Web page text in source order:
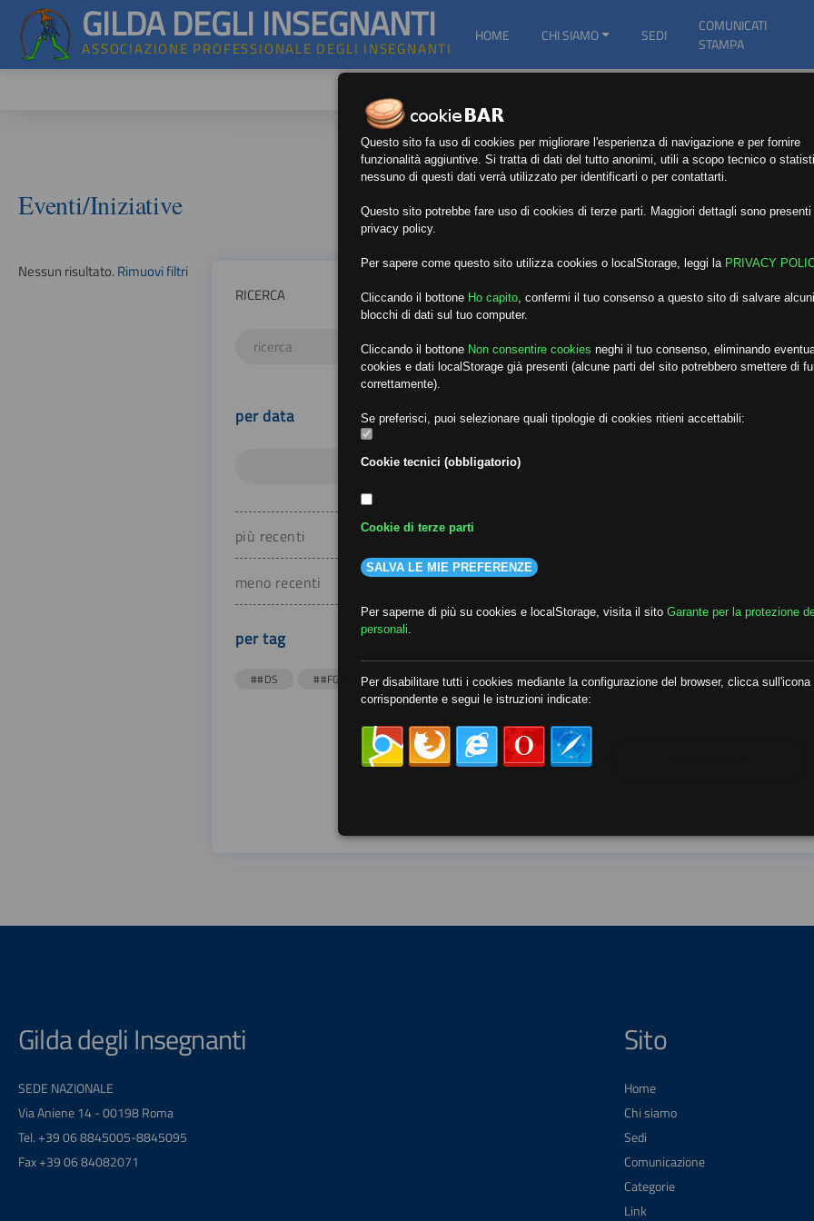
GILDA DEGLI INSEGNANTI
ASSOCIAZIONE PROFESSIONALE DEGLI INSEGNANTI
HOME CHI SIAMO SEDI
COMUNICATI
STAMPA
Eventi/Iniziative
Nessun risultato.Rimuovi filtri
RICERCA
per data
più recenti
meno recenti
per tag
##DS ##FGU ##Gilda ##audoizioni ##autonomia
Gilda degli Insegnanti
SEDE NAZIONALE
Via Aniene 14 - 00198 Roma
Tel. +39 06 8845005-8845095
Fax +39 06 84082071
Sito
Home
Chi siamo
Sedi
Comunicazione
Categorie
Link
Questo sito fa uso di cookies per migliorare l'esperienza di navigazione e per fornire
funzionalità aggiuntive. Si tratta di dati del tutto anonimi, utili a scopo tecnico o
nessuno di questi dati verrà utilizzato per identificarti o per contattarti.
Questo sito potrebbe fare uso di cookies di terze parti. Maggiori dettagli sono
privacy policy.
Per sapere come questo sito utilizza cookies o localStorage, leggi la PRIVACY
Cliccando il bottone Ho capito confermi il tuo consenso a questo sito di salvare
blocchi di dati sul tuo computer.
Cliccando il bottone Non consentire cookies neghi il tuo consenso, eliminando
cookies e dati localStorage già presenti (alcune parti del sito potrebbero smettere di
correttamente).
Se preferisci, puoi selezionare quali tipologie di cookies ritieni accettabili:
Cookie tecnici (obbligatorio)
Cookie di terze parti
SALVA LE MIE PREFERENZE
Per saperne di più su cookies e localStorage, visita il sito Garante per la protezione
personali
Per disabilitare tutti i cookies mediante la configurazione del browser, clicca sull'icona
corrispondente e segui le istruzioni indicate: